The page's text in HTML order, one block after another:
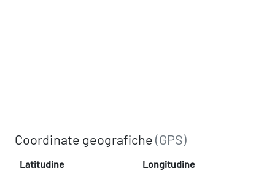
Coordinate geografiche(GPS)
Latitudine Longitudine